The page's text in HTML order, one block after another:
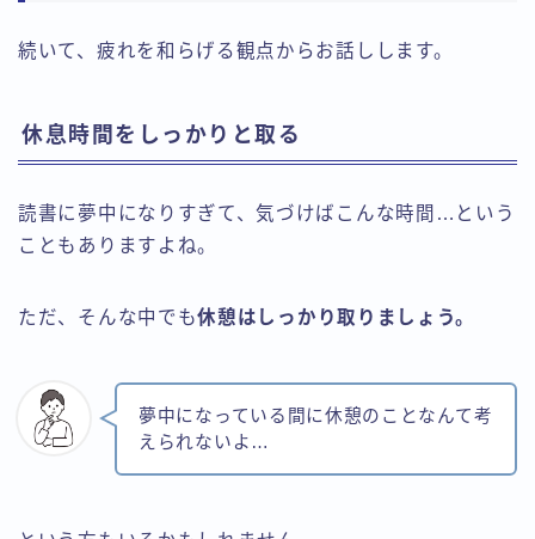
続いて、疲れを和らげる観点からお話しします。
休息時間をしっかりと取る
読書に夢中になりすぎて、気づけばこんな時間…という
こともありますよね。
ただ、そんな中でも休憩はしっかり取りましょう。
夢中になっている間に休憩のことなんて考
えられないよ…